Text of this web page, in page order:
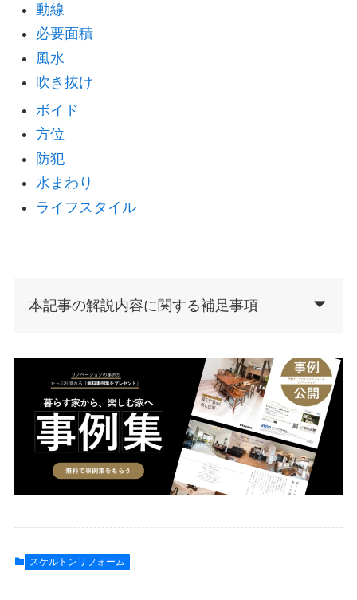
動線
必要面積
風水
吹き抜け
ボイド
方位
防犯
水まわり
ライフスタイル
本記事の解説内容に関する補足事項
スケルトンリフォーム